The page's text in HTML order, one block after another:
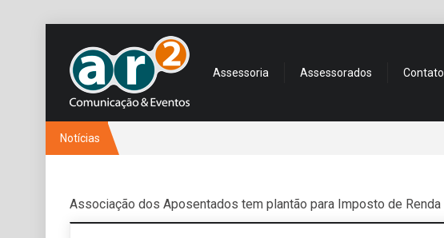
Assessoria Assessorados Contato
Notícias
Associação dos Aposentados tem plantão para Imposto de Renda